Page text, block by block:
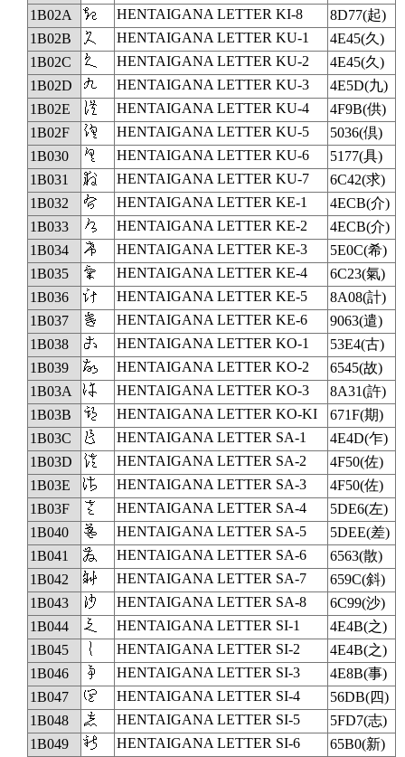
1B02A
𛀪 HENTAIGANA LETTER KI-8
8D77(起)
1B02B
𛀫 HENTAIGANA LETTER KU-1
4E45(久)
1B02C
𛀬 HENTAIGANA LETTER KU-2
4E45(久)
1B02D
𛀭 HENTAIGANA LETTER KU-3
4E5D(九)
1B02E
𛀮 HENTAIGANA LETTER KU-4
4F9B(供)
1B02F
𛀯 HENTAIGANA LETTER KU-5
5036(倶)
1B030
𛀰 HENTAIGANA LETTER KU-6
5177(具)
1B031
𛀱 HENTAIGANA LETTER KU-7
6C42(求)
1B032
𛀲 HENTAIGANA LETTER KE-1
4ECB(介)
1B033
𛀳 HENTAIGANA LETTER KE-2
4ECB(介)
1B034
𛀴 HENTAIGANA LETTER KE-3
5E0C(希)
1B035
𛀵 HENTAIGANA LETTER KE-4
6C23(氣)
1B036
𛀶 HENTAIGANA LETTER KE-5
8A08(計)
1B037
𛀷 HENTAIGANA LETTER KE-6
9063(遣)
1B038
𛀸 HENTAIGANA LETTER KO-1
53E4(古)
1B039
𛀹 HENTAIGANA LETTER KO-2
6545(故)
1B03A
𛀺 HENTAIGANA LETTER KO-3
8A31(許)
1B03B
𛀻 HENTAIGANA LETTER KO-KI
671F(期)
1B03C
𛀼 HENTAIGANA LETTER SA-1
4E4D(乍)
1B03D
𛀽 HENTAIGANA LETTER SA-2
4F50(佐)
1B03E
𛀾 HENTAIGANA LETTER SA-3
4F50(佐)
1B03F
𛀿 HENTAIGANA LETTER SA-4
5DE6(左)
1B040
𛁀 HENTAIGANA LETTER SA-5
5DEE(差)
1B041
𛁁 HENTAIGANA LETTER SA-6
6563(散)
1B042
𛁂 HENTAIGANA LETTER SA-7
659C(斜)
1B043
𛁃 HENTAIGANA LETTER SA-8
6C99(沙)
1B044
𛁄 HENTAIGANA LETTER SI-1
4E4B(之)
1B045
𛁅 HENTAIGANA LETTER SI-2
4E4B(之)
1B046
𛁆 HENTAIGANA LETTER SI-3
4E8B(事)
1B047
𛁇 HENTAIGANA LETTER SI-4
56DB(四)
1B048
𛁈 HENTAIGANA LETTER SI-5
5FD7(志)
1B049
𛁉 HENTAIGANA LETTER SI-6
65B0(新)